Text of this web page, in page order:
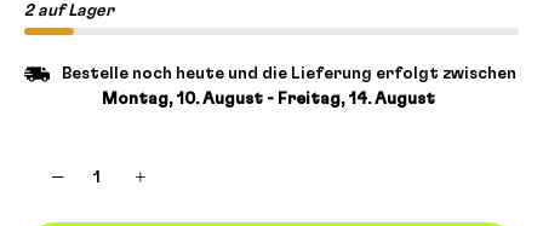
2 auf Lager
Bestelle noch heute und die Lieferung erfolgt zwischen
Montag, 10. August - Freitag, 14. August
− +